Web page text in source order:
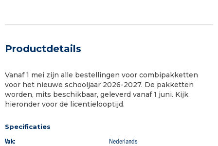
Productdetails
Vanaf 1 mei zijn alle bestellingen voor combipakketten
voor het nieuwe schooljaar 2026-2027. De pakketten
worden, mits beschikbaar, geleverd vanaf 1 juni. Kijk
hieronder voor de licentielooptijd.
Specificaties
Vak:
Nederlands